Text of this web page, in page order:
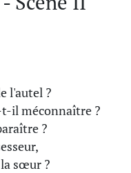
l'autel ?
t-il méconnaître ?
?
sœur ?